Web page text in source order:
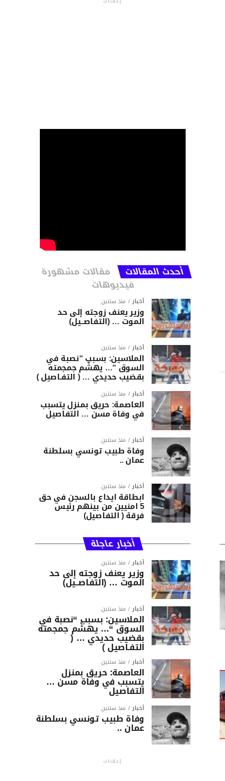
أحدث المقالات مقالات مشهورة
فيديوهات
أخبار منذ سنتين
وزير يعنف زوجته إلى حد
الموت … (التفاصــيل)
أخبار منذ سنتين
الملاسين: بسبب “نصبة في
السوق “… يهشّم جمجمته
بقضيب حديدي … ( التفـاصيل )
أخبار منذ سنتين
العاصمة: حريق بمنزل يتسبب
في وفاة مسن … التفاصيل
أخبار منذ سنتين
وفاة طبيب تونسي بسلطنة
عمان ..
أخبار منذ سنتين
ابطاقة ايداع بالسجن في حق
5 امنيين من بينهم رئيس
فرقة ( التفاصيل)
أخبار عاجلة
أخبار منذ سنتين
وزير يعنف زوجته إلى حد
الموت … (التفاصــيل)
أخبار منذ سنتين
الملاسين: بسبب “نصبة في
السوق “… يهشّم جمجمته
بقضيب حديدي … (
التفـاصيل )
أخبار منذ سنتين
العاصمة: حريق بمنزل
يتسبب في وفاة مسن …
التفاصيل
أخبار منذ سنتين
وفاة طبيب تونسي بسلطنة
عمان ..
إعلانات